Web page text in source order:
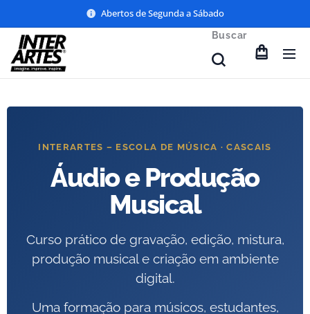
Abertos de Segunda a Sábado
Buscar
INTERARTES – ESCOLA DE MÚSICA · CASCAIS
Áudio e Produção
Musical
Curso prático de gravação, edição, mistura,
produção musical e criação em ambiente
digital.
Uma formação para músicos, estudantes,